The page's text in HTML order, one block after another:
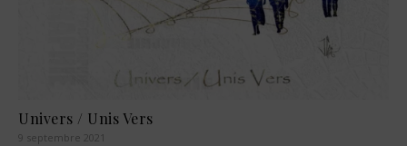
Univers / Unis Vers
9 septembre 2021